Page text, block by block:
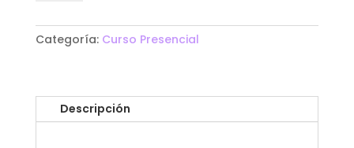
Categoría: Curso Presencial
Descripción